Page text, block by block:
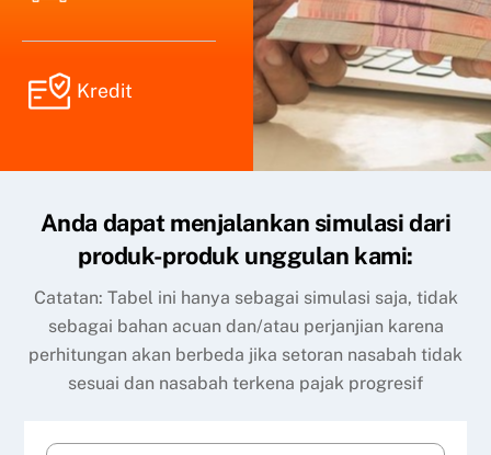
Kredit
Anda dapat menjalankan simulasi dari
produk-produk unggulan kami:
Catatan: Tabel ini hanya sebagai simulasi saja, tidak
sebagai bahan acuan dan/atau perjanjian karena
perhitungan akan berbeda jika setoran nasabah tidak
sesuai dan nasabah terkena pajak progresif